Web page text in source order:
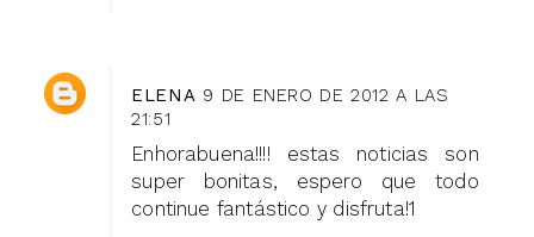
ELENA 9 DE ENERO DE 2012 A LAS
21:51
Enhorabuena!!!! estas noticias son
super bonitas, espero que todo
continue fantástico y disfruta!1